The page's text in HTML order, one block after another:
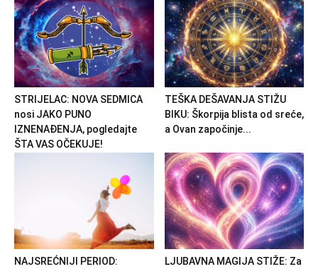
STRIJELAC: NOVA SEDMICA
nosi JAKO PUNO
IZNENAĐENJA, pogledajte
ŠTA VAS OČEKUJE!
TEŠKA DEŠAVANJA STIŽU
BIKU: Škorpija blista od sreće,
a Ovan započinje...
NAJSREĆNIJI PERIOD:
LJUBAVNA MAGIJA STIŽE: Za